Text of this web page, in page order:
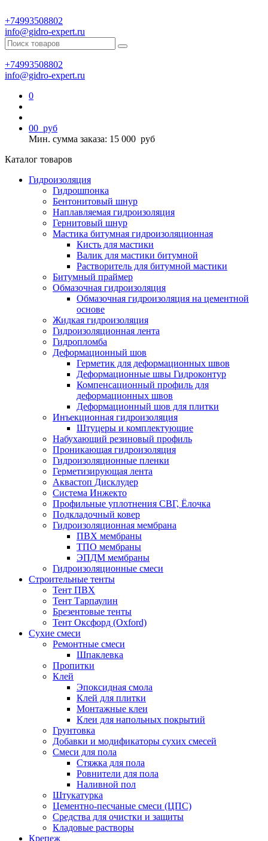
+74993508802
info@gidro-expert.ru
+74993508802
info@gidro-expert.ru
0
00 руб
Мин. сумма заказа: 15 000 руб
Каталог товаров
Гидроизоляция
Гидрошпонка
Бентонитовый шнур
Наплавляемая гидроизоляция
Гернитовый шнур
Мастика битумная гидроизоляционная
Кисть для мастики
Валик для мастики битумной
Растворитель для битумной мастики
Битумный праймер
Обмазочная гидроизоляция
Обмазочная гидроизоляция на цементной
основе
Жидкая гидроизоляция
Гидроизоляционная лента
Гидропломба
Деформационный шов
Герметик для деформационных швов
Деформационные швы Гидроконтур
Компенсационный профиль для
деформационных швов
Деформационный шов для плитки
Инъекционная гидроизоляция
Штуцеры и комплектующие
Набухающий резиновый профиль
Проникающая гидроизоляция
Гидроизоляционные пленки
Герметизирующая лента
Аквастоп Дисклудер
Система Инжекто
Профильные уплотнения СВГ, Ёлочка
Подкладочный ковер
Гидроизоляционная мембрана
ПВХ мембраны
ТПО мембраны
ЭПДМ мембраны
Гидроизоляционные смеси
Строительные тенты
Тент ПВХ
Тент Тарпаулин
Брезентовые тенты
Тент Оксфорд (Oxford)
Сухие смеси
Ремонтные смеси
Шпаклевка
Пропитки
Клей
Эпоксидная смола
Клей для плитки
Монтажные клеи
Клеи для напольных покрытий
Грунтовка
Добавки и модификаторы сухих смесей
Смеси для пола
Стяжка для пола
Ровнители для пола
Наливной пол
Штукатурка
Цементно-песчаные смеси (ЦПС)
Средства для очистки и защиты
Кладовые растворы
Крепеж